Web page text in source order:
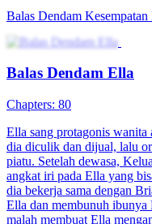
kekuasaan dan
Pada akhirnya, keadilan
Jinxiu menemukan
Balas DendamTeka-Teki